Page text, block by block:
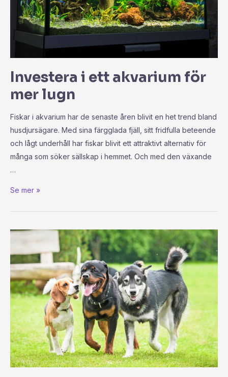
Investera i ett akvarium för
mer lugn
Fiskar i akvarium har de senaste åren blivit en het trend bland
husdjursägare. Med sina färgglada fjäll, sitt fridfulla beteende
och lågt underhåll har fiskar blivit ett attraktivt alternativ för
många som söker sällskap i hemmet. Och med den växande
…
Se mer »